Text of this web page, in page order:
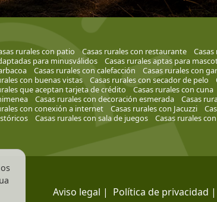
rurales con patio Casas rurales con restaurante
para minusválidos
Casas rurales aptas para
Casas rurales con calefacción Casas rurales con
con buenas vistas
Casas rurales con secador de pelo
que aceptan tarjeta de crédito
Casas rurales con cuna
Casas rurales con decoración esmerada Casas
con conexión a internet
Casas rurales con Jacuzzi
Casas rurales con sala de juegos Casas rurales
Aviso legal | Política de privacidad |